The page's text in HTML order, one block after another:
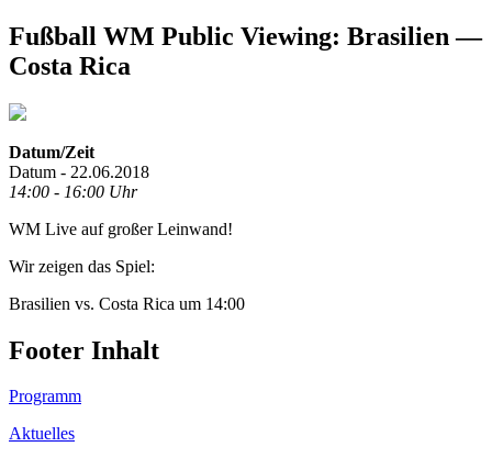
Fußball WM Public Viewing: Brasilien —
Costa Rica
Datum/Zeit
Datum - 22.06.2018
14:00 - 16:00 Uhr
WM Live auf großer Leinwand!
Wir zeigen das Spiel:
Brasilien vs. Costa Rica um 14:00
Footer Inhalt
Programm
Aktuelles